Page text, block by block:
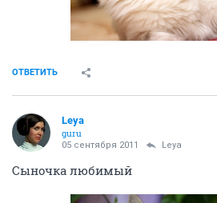
ОТВЕТИТЬ
Leya
guru
05 сентября 2011 Leya
Сыночка любимый